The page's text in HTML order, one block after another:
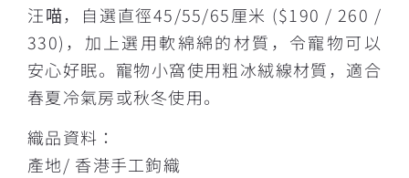
汪喵，自選直徑45/55/65厘米 ($190 / 260 /
330)，加上選用軟綿綿的材質，令寵物可以
安心好眠。寵物小窩使用粗冰絨線材質，適合
春夏冷氣房或秋冬使用。
織品資料：
產地/ 香港手工鉤織